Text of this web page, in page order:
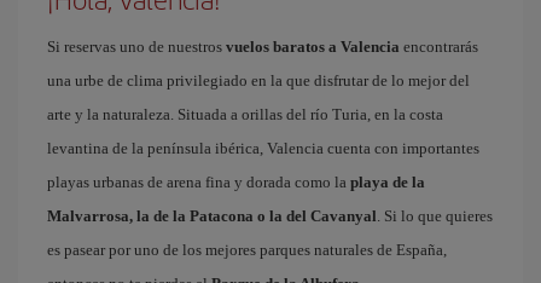
Si reservas uno de nuestros vuelos baratos a Valencia encontrarás
una urbe de clima privilegiado en la que disfrutar de lo mejor del
arte y la naturaleza. Situada a orillas del río Turia, en la costa
levantina de la península ibérica, Valencia cuenta con importantes
playas urbanas de arena fina y dorada como la playa de la
Malvarrosa, la de la Patacona o la del Cavanyal. Si lo que quieres
es pasear por uno de los mejores parques naturales de España,